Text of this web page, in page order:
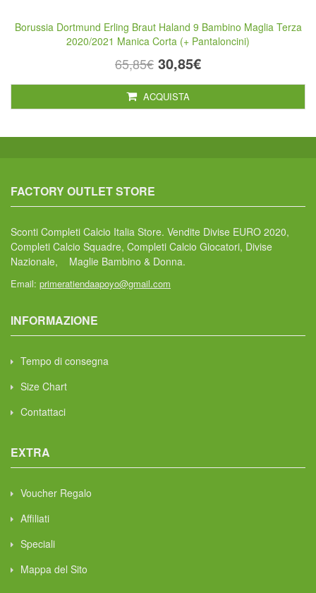
Borussia Dortmund Erling Braut Haland 9 Bambino Maglia Terza
2020/2021 Manica Corta (+ Pantaloncini)
65,85€ 30,85€
ACQUISTA
FACTORY OUTLET STORE
Sconti Completi Calcio Italia Store. Vendite Divise EURO 2020,
Completi Calcio Squadre, Completi Calcio Giocatori, Divise
Nazionale, Maglie Bambino & Donna.
Email: primeratiendaapoyo@gmail.com
INFORMAZIONE
Tempo di consegna
Size Chart
Contattaci
EXTRA
Voucher Regalo
Affiliati
Speciali
Mappa del Sito